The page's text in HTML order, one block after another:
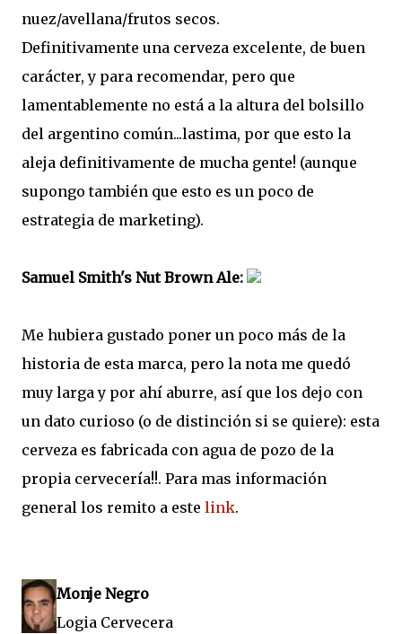
nuez/avellana/frutos secos.
Definitivamente una cerveza excelente, de buen
carácter, y para recomendar, pero que
lamentablemente no está a la altura del bolsillo
del argentino común...lastima, por que esto la
aleja definitivamente de mucha gente! (aunque
supongo también que esto es un poco de
estrategia de marketing).
Samuel Smith's Nut Brown Ale:
Me hubiera gustado poner un poco más de la
historia de esta marca, pero la nota me quedó
muy larga y por ahí aburre, así que los dejo con
un dato curioso (o de distinción si se quiere): esta
cerveza es fabricada con agua de pozo de la
propia cervecería!!. Para mas información
general los remito a este link.
Monje Negro
Logia Cervecera